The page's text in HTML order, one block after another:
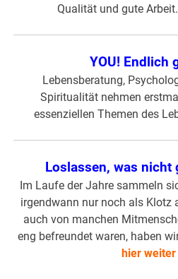
Qualität und gute
YOU! Endlich
Lebensberatung,
Spiritualität nehmen
essenziellen Themen des
Loslassen, was
Im Laufe der Jahre sammeln
irgendwann nur noch als Klotz
auch von manchen
eng befreundet waren, haben
hier weiter